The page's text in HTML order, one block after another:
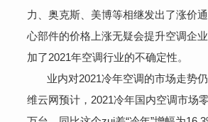
力、奥克斯、美博等相继发出了涨价
心部件的价格上涨无疑会提升空调企
加了2021年空调行业的不确定性。
业内对2021冷年空调的市场走势
维云网预计，2021冷年国内空调市场